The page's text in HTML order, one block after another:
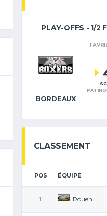
PLAY-OFFS - 1/2
1
BORDEAUX
CLASSEMENT
POS ÉQUIPE
1 Rouen